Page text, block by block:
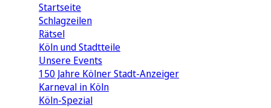
Startseite
Schlagzeilen
Rätsel
Köln und Stadtteile
Unsere Events
150 Jahre Kölner Stadt-Anzeiger
Karneval in Köln
Köln-Spezial